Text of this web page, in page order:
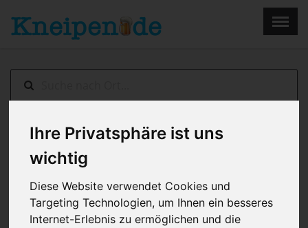
Ihre Privatsphäre ist uns
wichtig
Diese Website verwendet Cookies und
Targeting Technologien, um Ihnen ein besseres
Internet-Erlebnis zu ermöglichen und die
Aachen > Eller-Hof
Menu ×
Impressum